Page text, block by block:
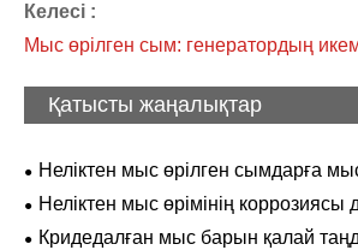
Келесі :
Мыс өрілген сым: генератордың
Қатысты жаңалықтар
Неліктен мыс өрілген сымдарға мыс
қажет?
Неліктен мыс өрімінің коррозиясы
орнатылғаннан кейін де пайда
Кридедалған мыс барын қалай